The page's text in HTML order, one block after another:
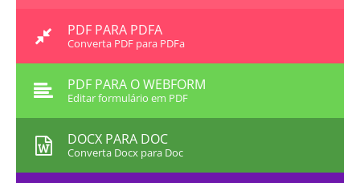
PDF PARA PDFA
Converta PDF para PDFa
PDF PARA O WEBFORM
Editar formulário em PDF
DOCX PARA DOC
Converta Docx para Doc